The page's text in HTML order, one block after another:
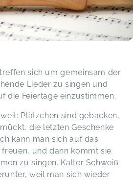
sich um gemeinsam der
Lieder zu singen und
die Feiertage einzustimmen.
Plätzchen sind gebacken,
die letzten Geschenke
kann man sich auf das
freuen, und dann kommt sie
zu singen. Kalter Schweiß
weil man sich wieder